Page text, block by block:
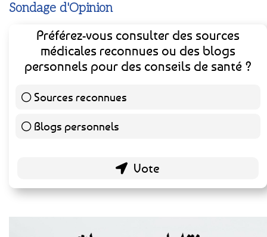
Sondage d'Opinion
Préférez-vous consulter des sources
médicales reconnues ou des blogs
personnels pour des conseils de santé ?
Sources reconnues
Blogs personnels